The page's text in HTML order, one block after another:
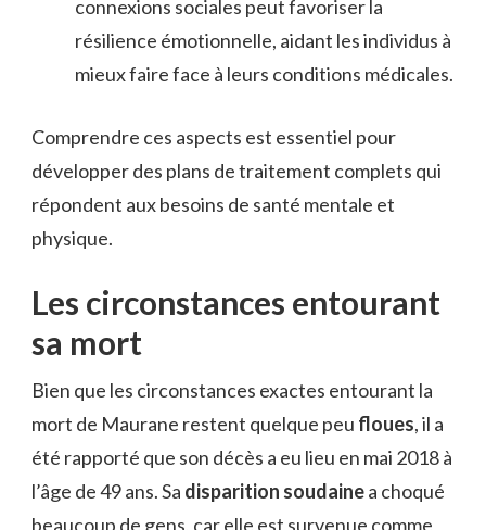
connexions sociales peut favoriser la
résilience émotionnelle, aidant les individus à
mieux faire face à leurs conditions médicales.
Comprendre ces aspects est essentiel pour
développer des plans de traitement complets qui
répondent aux besoins de santé mentale et
physique.
Les circonstances entourant
sa mort
Bien que les circonstances exactes entourant la
mort de Maurane restent quelque peu floues, il a
été rapporté que son décès a eu lieu en mai 2018 à
l’âge de 49 ans. Sa disparition soudainea choqué
beaucoup de gens, car elle est survenue comme